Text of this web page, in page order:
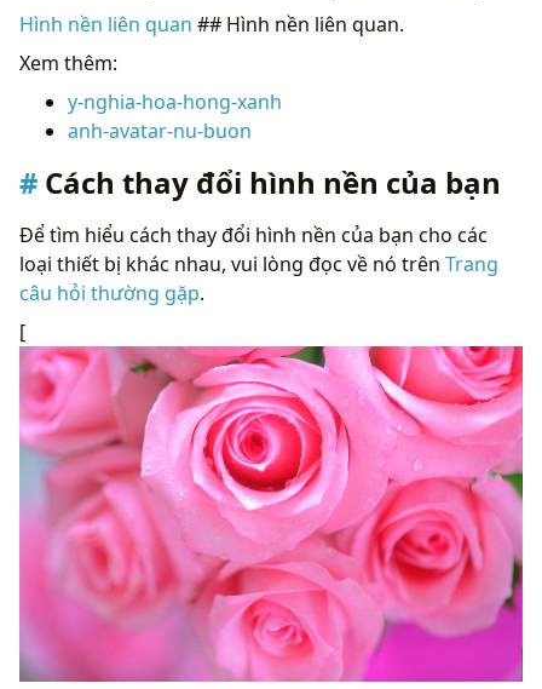
Hình nền liên quan ## Hình nền liên quan.
Xem thêm:
y-nghia-hoa-hong-xanh
anh-avatar-nu-buon
Cách thay đổi hình nền của bạn
Để tìm hiểu cách thay đổi hình nền của bạn cho các
loại thiết bị khác nhau, vui lòng đọc về nó trên Trang
câu hỏi thường gặp.
[